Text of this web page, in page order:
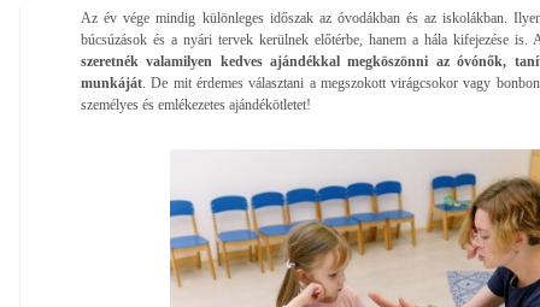
Az év vége mindig különleges időszak az óvodákban és az iskolákban.
búcsúzások és a nyári tervek kerülnek előtérbe, hanem a hála kifejezése is.
szeretnék valamilyen kedves ajándékkal megköszönni az óvónők,
munkáját . De mit érdemes választani a megszokott virágcsokor vagy
személyes és emlékezetes ajándékötletet!